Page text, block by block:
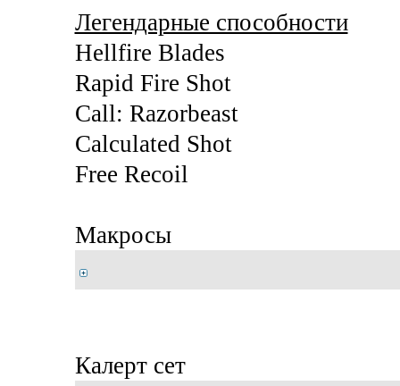
Легендарные способности
Hellfire Blades
Rapid Fire Shot
Call: Razorbeast
Calculated Shot
Free Recoil
Макросы
Калерт сет